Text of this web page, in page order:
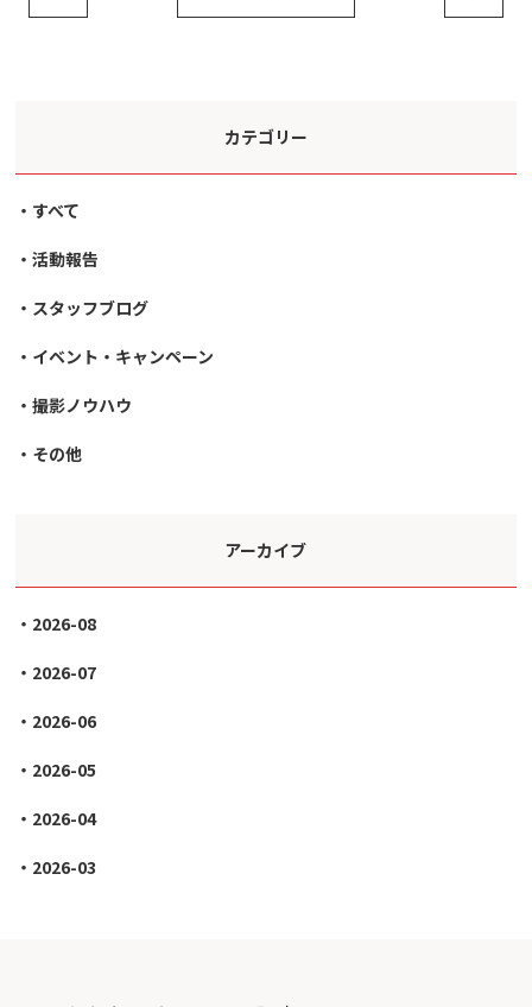
カテゴリー
すべて
活動報告
スタッフブログ
イベント・キャンペーン
撮影ノウハウ
その他
アーカイブ
2026-08
2026-07
2026-06
2026-05
2026-04
2026-03